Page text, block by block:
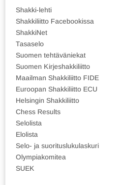
Shakki-lehti
Shakkiliitto Facebookissa
ShakkiNet
Tasaselo
Suomen tehtäväniekat
Suomen Kirjeshakkiliitto
Maailman Shakkiliitto FIDE
Euroopan Shakkiliitto ECU
Helsingin Shakkiliitto
Chess Results
Selolista
Elolista
Selo- ja suorituslukulaskuri
Olympiakomitea
SUEK